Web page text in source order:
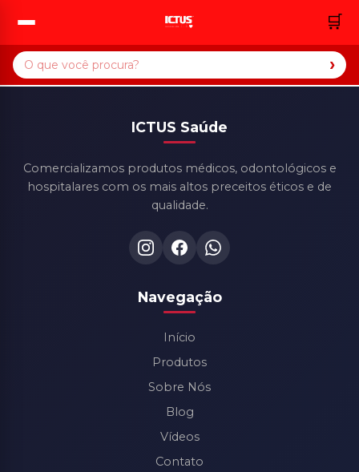
ICTUS Saúde
Comercializamos produtos médicos, odontológicos e
hospitalares com os mais altos preceitos éticos e de
qualidade.
Navegação
Início
Produtos
Sobre Nós
Blog
Vídeos
Contato
🛒
›